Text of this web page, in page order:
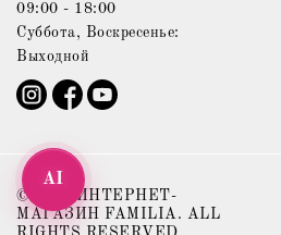
09:00 - 18:00
Суббота, Воскресенье:
Выходной
© 2021 ИНТЕРНЕТ-
МАГАЗИН FAMILIA. ALL
AI